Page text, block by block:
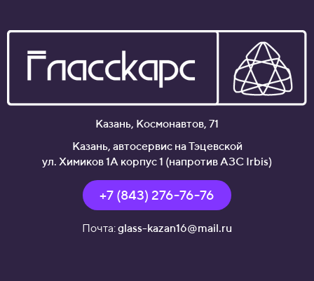
Казань, Космонавтов, 71
Казань, автосервис на Тэцевской
ул. Химиков 1А корпус 1 (напротив АЗС Irbis)
+7 (843) 276-76-76
Почта:glass-kazan16@mail.ru